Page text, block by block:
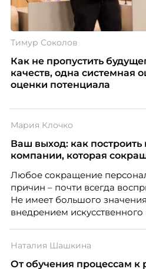
Тимур Соколов
Как не пропустить
качеств, одна системная
оценки потенциала
Мария Клочко
Ваш выход: как
компании, которая
Любое сокращение
причин – почти всегда
Не имеет большого
внедрением искусственного
структуры компании. Для
означают потерю
Наталия Шашкина
От обучения процессам